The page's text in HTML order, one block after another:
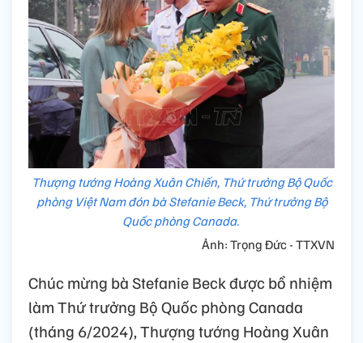
Thượng tướng Hoàng Xuân Chiến, Thứ trưởng Bộ Quốc
phòng Việt Nam đón bà Stefanie Beck, Thứ trưởng Bộ
Quốc phòng Canada.
Ảnh: Trọng Đức - TTXVN
Chúc mừng bà Stefanie Beck được bổ nhiệm
làm Thứ trưởng Bộ Quốc phòng Canada
(tháng 6/2024), Thượng tướng Hoàng Xuân